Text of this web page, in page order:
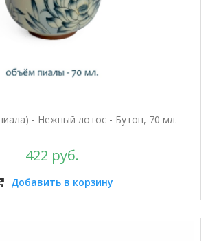
- Нежный лотос - Бутон, 70 мл.
422 руб.
Добавить в корзину